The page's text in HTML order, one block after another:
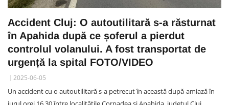
Accident Cluj: O autoutilitară s-a răsturnat
în Apahida după ce șoferul a pierdut
controlul volanului. A fost transportat de
urgență la spital FOTO/VIDEO
2025-06-05
Un accident cu o autoutilitară s-a petrecut în această după-amiază în